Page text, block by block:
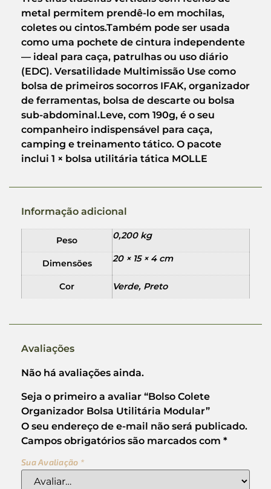
metal permitem prendê-lo em mochilas,
coletes ou cintos.Também pode ser usada
como uma pochete de cintura independente
— ideal para caça, patrulhas ou uso diário
(EDC). Versatilidade Multimissão Use como
bolsa de primeiros socorros IFAK, organizador
de ferramentas, bolsa de descarte ou bolsa
sub-abdominal.Leve, com 190g, é o seu
companheiro indispensável para caça,
camping e treinamento tático. O pacote
inclui 1 × bolsa utilitária tática MOLLE
Informação adicional
Peso 0,200 kg
Dimensões 20 × 15 × 4 cm
Cor Verde, Preto
Avaliações
Não há avaliações ainda.
Seja o primeiro a avaliar “Bolso Colete
Organizador Bolsa Utilitária Modular”
O seu endereço de e-mail não será publicado.
Campos obrigatórios são marcados com *
Sua Avaliação *